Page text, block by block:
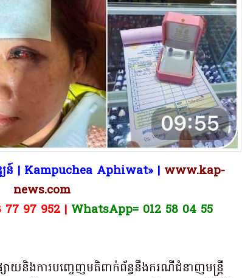
ឍន៍ | Kampuchea Aphiwat​» | www.kap-
news.com
97 952 | WhatsApp= 012 58 04 55
សាយនិងការបញ្ចេញមតិពាក់ព័ន្ធនឹងករណីជំនាញមន្ត្រី